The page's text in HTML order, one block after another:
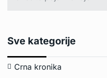
Sve kategorije
Crna kronika